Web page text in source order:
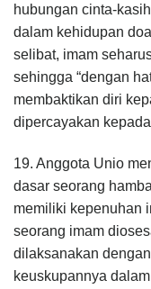
hubungan cinta-
dalam kehidupan
selibat, imam
sehingga “dengan
membaktikan diri
dipercayakan
19. Anggota Unio
dasar seorang
memiliki kepenuhan
seorang imam
dilaksanakan
keuskupannya